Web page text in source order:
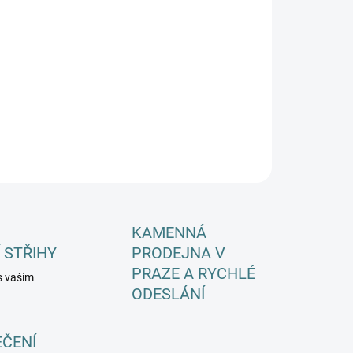
DORUČIT DO:
STŘIHY
vaším
KAMENNÁ
PRODEJNA V
PRAZE A RYCHLÉ
ODESLÁNÍ